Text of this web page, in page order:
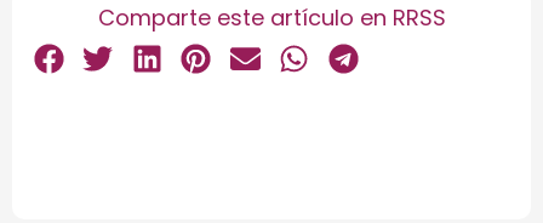
Comparte este artículo en RRSS